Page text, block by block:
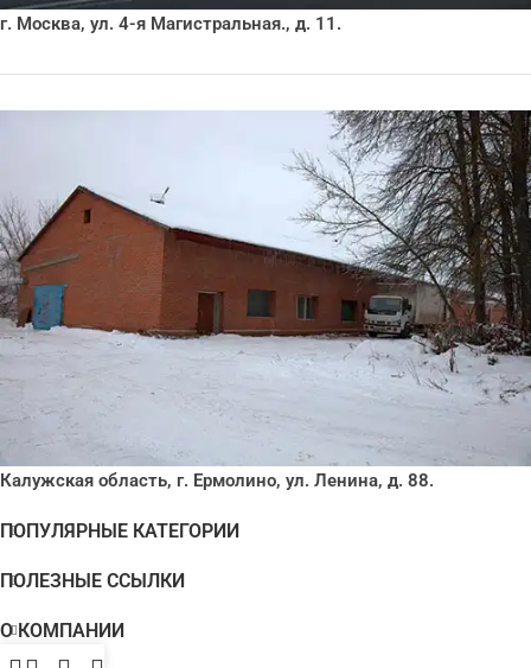
г. Москва, ул. 4-я Магистральная., д. 11.
Калужская область, г. Ермолино, ул. Ленина, д. 88.
ПОПУЛЯРНЫЕ КАТЕГОРИИ
ПОЛЕЗНЫЕ ССЫЛКИ
О КОМПАНИИ